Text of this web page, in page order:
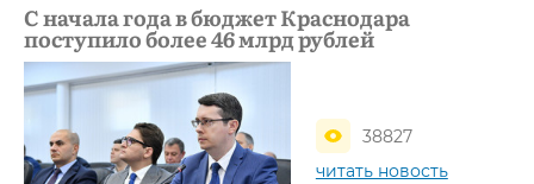
С начала года в бюджет Краснодара
поступило более 46 млрд рублей
38827
читать новость